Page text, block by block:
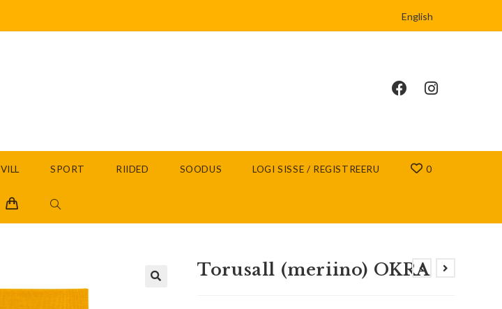
English
VILL SPORT RIIDED SOODUS LOGI SISSE / REGISTREERU 0
Torusall (meriino) OKRA